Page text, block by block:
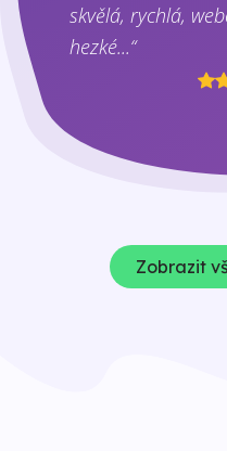
skvělá, rychlá,
hezké...“
Zobrazit